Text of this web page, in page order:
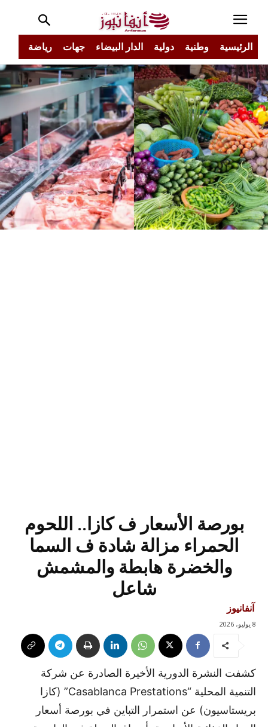
الرئيسية وطنية دولية الدار البيضاء جهات رياضة
بورصة الأسعار ف كازا.. اللحوم
الحمراء مزالة شادة ف السما
والخضرة هابطة والمشمش
شاعل
آنفانيوز
8 يوليو، 2026
كشفت النشرة الدورية الأخيرة الصادرة عن شركة
التنمية المحلية “Casablanca Prestations” (كازا
بريستاسيون) عن استمرار التباين في بورصة أسعار